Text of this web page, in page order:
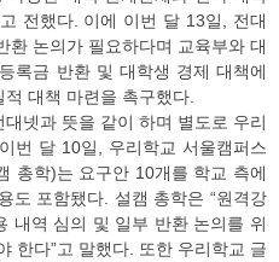
전했다. 이에 이번 달 13일, 전대
환 논의가 필요하다며 교육부와 대
록금 반환 및 대학생 경제 대책에
대책 마련을 촉구했다.
넷과 뜻을 같이 하며 별도로 우리
번 달 10일, 우리학교 서울캠퍼스
총학)는 요구안 10개를 학교 측에
도 포함됐다. 설캠 총학은 “원격강
내역 심의 및 일부 반환 논의를 위
한다”고 말했다. 또한 우리학교 글